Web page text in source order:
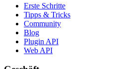
Erste Schritte
Tipps & Tricks
Community
Blog
Plugin API
Web API